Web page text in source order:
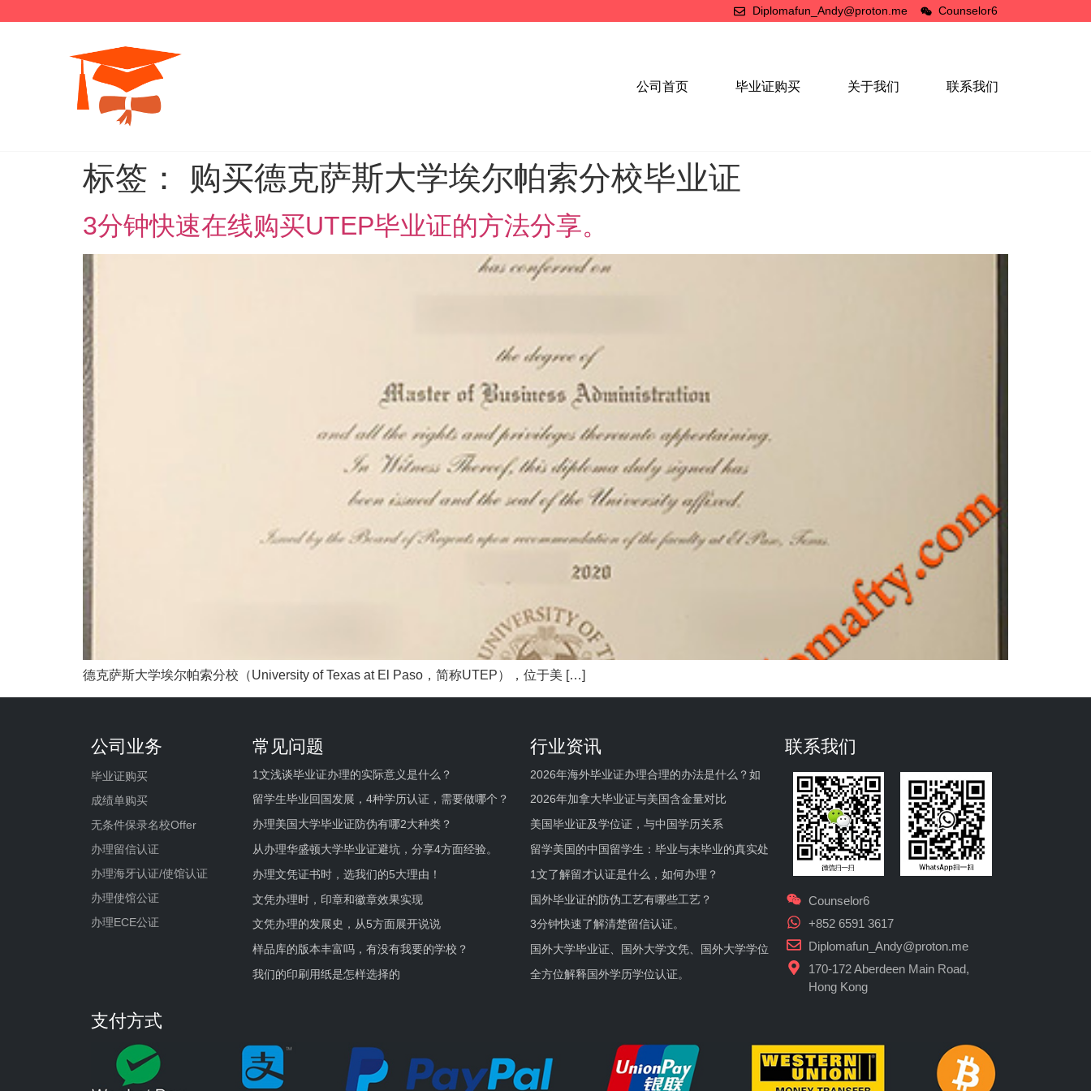
Diplomafun_Andy@proton.me Counselor6
公司首页 毕业证购买 关于我们 联系我们
标签： 购买德克萨斯大学埃尔帕索分校毕业证
3分钟快速在线购买UTEP毕业证的方法分享。
德克萨斯大学埃尔帕索分校（University of Texas at El Paso，简称UTEP），位于美 […]
公司业务
毕业证购买
成绩单购买
无条件保录名校Offer
办理留信认证
办理海牙认证/使馆认证
办理使馆公证
办理ECE公证
常见问题
1文浅谈毕业证办理的实际意义是什么？
留学生毕业回国发展，4种学历认证，需要做哪个？
办理美国大学毕业证防伪有哪2大种类？
从办理华盛顿大学毕业证避坑，分享4方面经验。
办理文凭证书时，选我们的5大理由！
文凭办理时，印章和徽章效果实现
文凭办理的发展史，从5方面展开说说
样品库的版本丰富吗，有没有我要的学校？
我们的印刷用纸是怎样选择的
行业资讯
2026年海外毕业证办理合理的办法是什么？如
2026年加拿大毕业证与美国含金量对比
美国毕业证及学位证，与中国学历关系
留学美国的中国留学生：毕业与未毕业的真实处
1文了解留才认证是什么，如何办理？
国外毕业证的防伪工艺有哪些工艺？
3分钟快速了解清楚留信认证。
国外大学毕业证、国外大学文凭、国外大学学位
全方位解释国外学历学位认证。
联系我们
Counselor6
+852 6591 3617
Diplomafun_Andy@proton.me
170-172 Aberdeen Main Road,
Hong Kong
支付方式